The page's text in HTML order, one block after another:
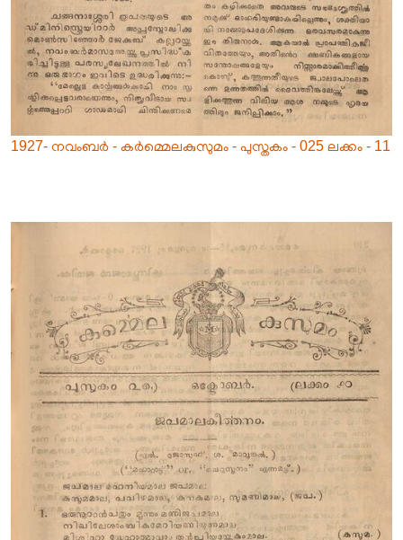
1927- നവംബർ - കർമ്മെലകുസുമം - പുസ്തകം - 025 ലക്കം - 11